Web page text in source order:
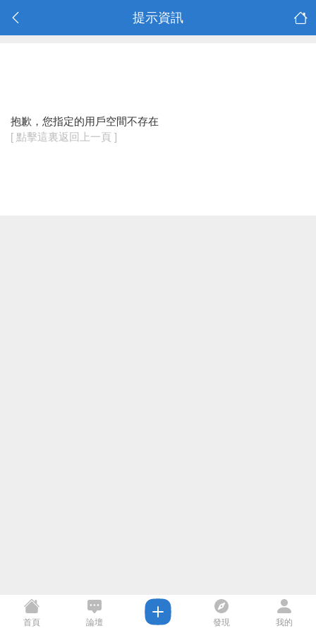
提示資訊
抱歉，您指定的用戶空間不存在
[ 點擊這裏返回上一頁 ]
首頁 論壇 發現 我的